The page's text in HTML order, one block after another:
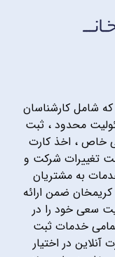
شامل کارشناسان
محدود ، ثبت
خاص ، اخذ کارت
تغییرات شرکت و
به مشتریان
ضمن ارائه
سعی خود را در
خدمات ثبت
در اختیار